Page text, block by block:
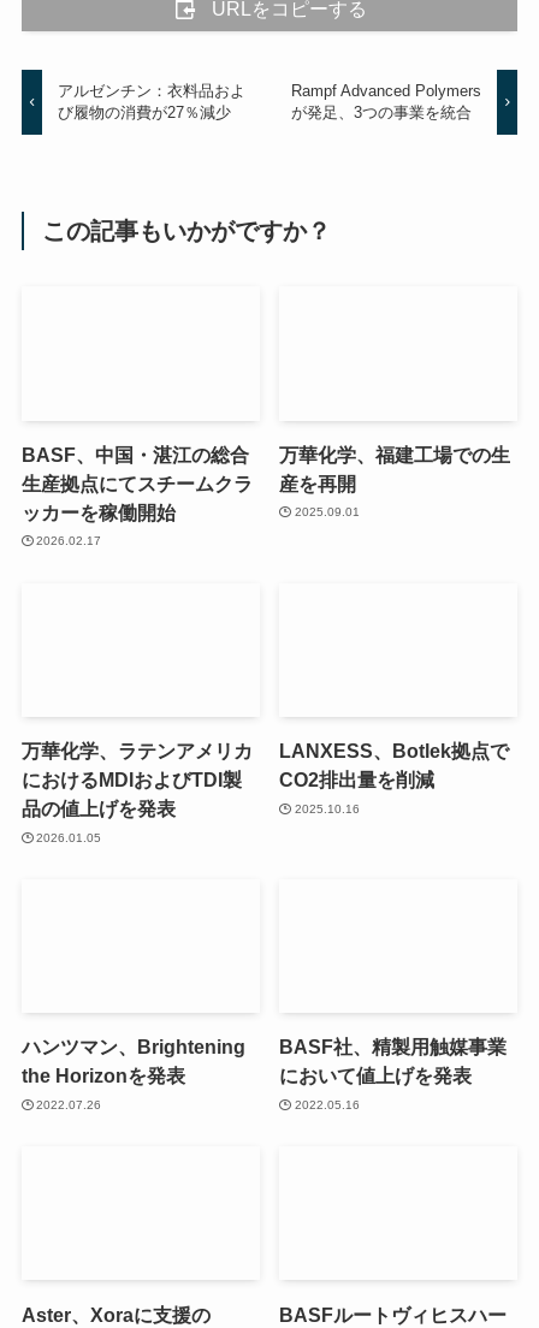
URLをコピーする
アルゼンチン：衣料品およ
び履物の消費が27％減少
Rampf Advanced Polymers
が発足、3つの事業を統合
この記事もいかがですか？
BASF、中国・湛江の総合
生産拠点にてスチームクラ
ッカーを稼働開始
2026.02.17
万華化学、福建工場での生
産を再開
2025.09.01
万華化学、ラテンアメリカ
におけるMDIおよびTDI製
品の値上げを発表
2026.01.05
LANXESS、Botlek拠点で
CO2排出量を削減
2025.10.16
ハンツマン、Brightening
the Horizonを発表
2022.07.26
BASF社、精製用触媒事業
において値上げを発表
2022.05.16
Aster、Xoraに支援の
BASFルートヴィヒスハー